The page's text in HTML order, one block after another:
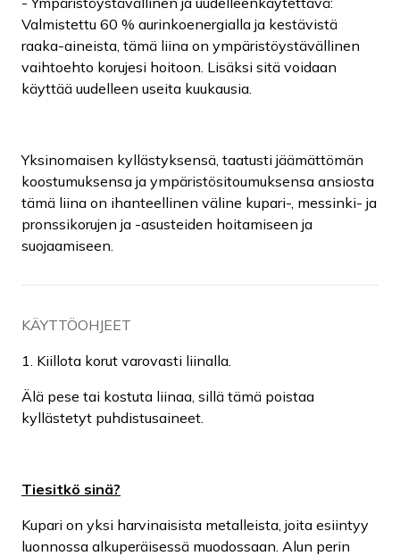
Valmistettu 60 % aurinkoenergialla ja kestävistä
raaka-aineista, tämä liina on ympäristöystävällinen
vaihtoehto korujesi hoitoon. Lisäksi sitä voidaan
käyttää uudelleen useita kuukausia.
Yksinomaisen kyllästyksensä, taatusti jäämättömän
koostumuksensa ja ympäristösitoumuksensa ansiosta
tämä liina on ihanteellinen väline kupari-, messinki- ja
pronssikorujen ja -asusteiden hoitamiseen ja
suojaamiseen.
KÄYTTÖOHJEET
1. Kiillota korut varovasti liinalla.
Älä pese tai kostuta liinaa, sillä tämä poistaa
kyllästetyt puhdistusaineet.
Tiesitkö sinä?
Kupari on yksi harvinaisista metalleista, joita esiintyy
luonnossa alkuperäisessä muodossaan. Alun perin